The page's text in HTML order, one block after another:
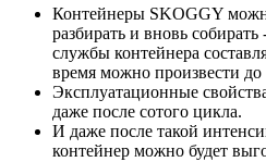
Контейнеры SKOGGY
разбирать и вновь
службы контейнера
время можно произвести до
Эксплуатационные
даже после сотого цикла.
И даже после такой
контейнер можно будет